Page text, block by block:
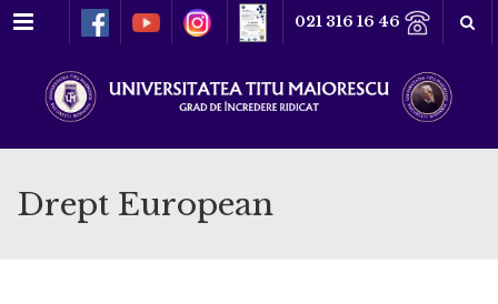
Meniu 021 316 16 46
Drept European